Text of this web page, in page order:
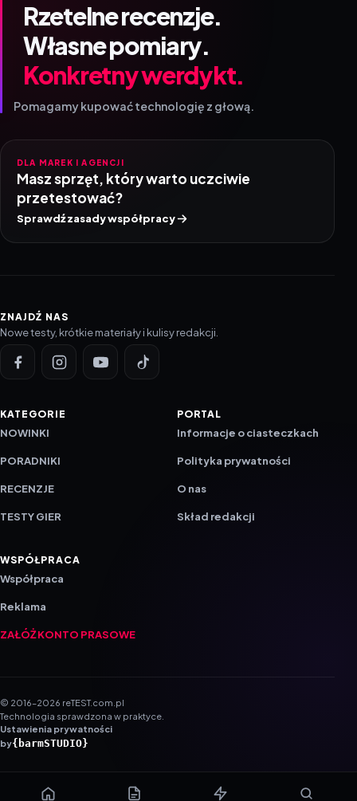
Rzetelne recenzje.
Własne pomiary.
Konkretny werdykt.
Pomagamy kupować technologię z głową.
DLA MAREK I AGENCJI
Masz sprzęt, który warto uczciwie
przetestować?
Sprawdź zasady współpracy
ZNAJDŹ NAS
Nowe testy, krótkie materiały i kulisy redakcji.
KATEGORIE
NOWINKI
PORADNIKI
RECENZJE
TESTY GIER
PORTAL
Informacje o ciasteczkach
Polityka prywatności
O nas
Skład redakcji
WSPÓŁPRACA
Współpraca
Reklama
ZAŁÓŻ KONTO PRASOWE
© 2016–2026 reTEST.com.pl
Technologia sprawdzona w praktyce.
Ustawienia prywatności
by{barmSTUDIO}